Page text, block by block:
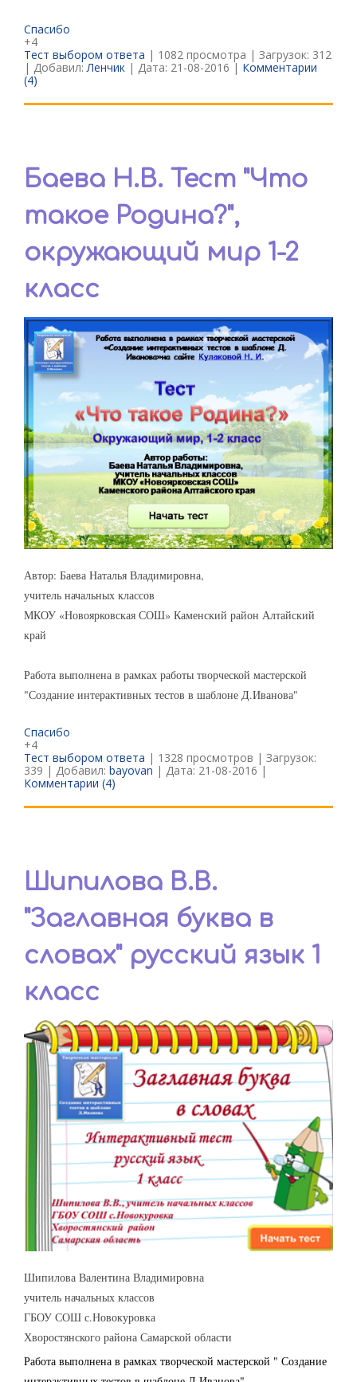
Спасибо
+4
Тест выбором ответа | 1082 просмотра | Загрузок: 312
| Добавил: Ленчик | Дата: 21-08-2016 | Комментарии
(4)
Баева Н.В. Тест "Что
такое Родина?",
окружающий мир 1-2
класс
Автор: Баева Наталья Владимировна,
учитель начальных классов
МКОУ «Новоярковская СОШ» Каменский район Алтайский
край
Работа выполнена в рамках работы творческой мастерской
"Создание интерактивных тестов в шаблоне Д.Иванова"
Спасибо
+4
Тест выбором ответа | 1328 просмотров | Загрузок:
339 | Добавил: bayovan | Дата: 21-08-2016|
Комментарии (4)
Шипилова В.В.
"Заглавная буква в
словах" русский язык 1
класс
Шипилова Валентина Владимировна
учитель начальных классов
ГБОУ СОШ с.Новокуровка
Хворостянского района Самарской области
Работа выполнена в рамках творческой мастерской " Создание